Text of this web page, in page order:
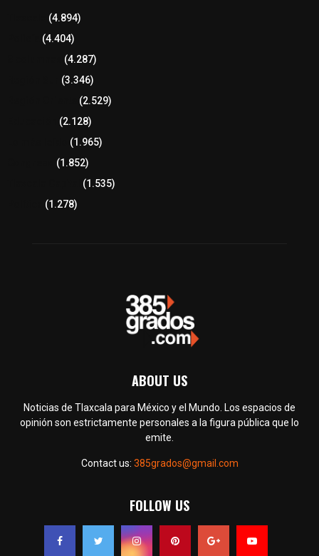
(4.894)
(4.404)
(4.287)
(3.346)
(2.529)
(2.128)
(1.965)
(1.852)
(1.535)
(1.278)
ABOUT US
Noticias de Tlaxcala para México y el Mundo. Los espacios de
opinión son estrictamente personales a la figura pública que lo
emite.
Contact us: 385grados@gmail.com
FOLLOW US